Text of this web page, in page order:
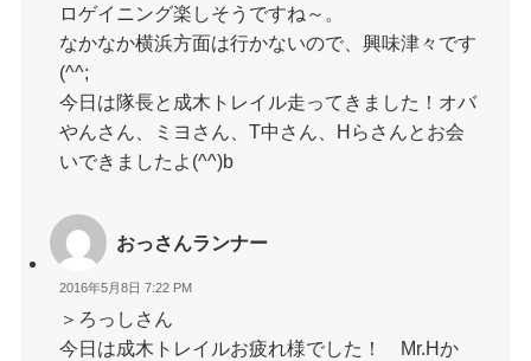
ロゲイニング楽しそうですね～。
なかなか横浜方面は行かないので、興味津々です
(^^;
今日は隊長と成木トレイル走ってきました！オバ
やんさん、ミヨさん、T中さん、Hらさんとお会
いできましたよ(^^)b
おっさんランナー
2016年5月8日 7:22 PM
＞ろっしさん
今日は成木トレイルお疲れ様でした！ Mr.Hか